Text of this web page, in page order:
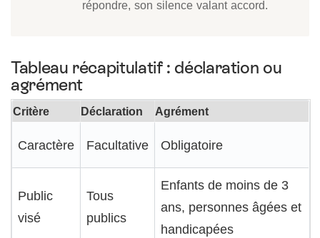
répondre, son silence valant accord.
Tableau récapitulatif : déclaration ou
agrément
Critère Déclaration Agrément
Caractère Facultative Obligatoire
Public
visé
Tous
publics
Enfants de moins de 3
ans, personnes âgées et
handicapées